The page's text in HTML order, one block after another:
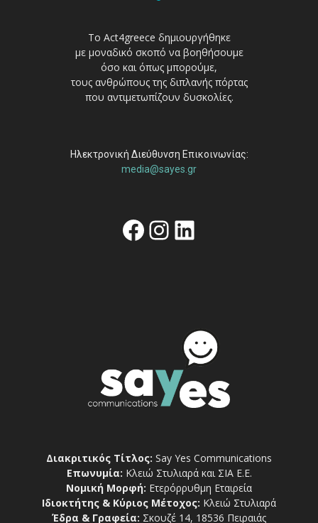
Το Act4greece δημιουργήθηκε
με μοναδικό σκοπό να βοηθήσουμε
όσο και όπως μπορούμε,
τους ανθρώπους της διπλανής πόρτας
που αντιμετωπίζουν δυσκολίες.
Ηλεκτρονική Διεύθυνση Επικοινωνίας:
media@sayes.gr
Facebook
Instagram
Linkedin
Διακριτικός Τίτλος: Say Yes Communications
Επωνυμία: Κλειώ Στυλιαρά και ΣΙΑ Ε.Ε.
Νομική Μορφή: Ετερόρρυθμη Εταιρεία
Ιδιοκτήτης & Κύριος Μέτοχος: Κλειώ Στυλιαρά
Έδρα & Γραφεία: Σκουζέ 14, 18536 Πειραιάς